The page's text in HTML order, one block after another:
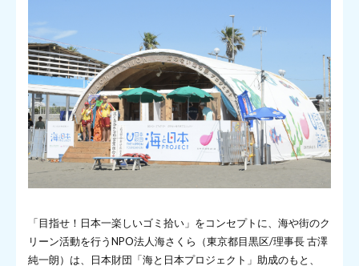
「目指せ！日本一楽しいゴミ拾い」をコンセプトに、海や街のク
リーン活動を行うNPO法人海さくら（東京都目黒区/理事長 古澤
純一朗）は、日本財団「海と日本プロジェクト」助成のもと、